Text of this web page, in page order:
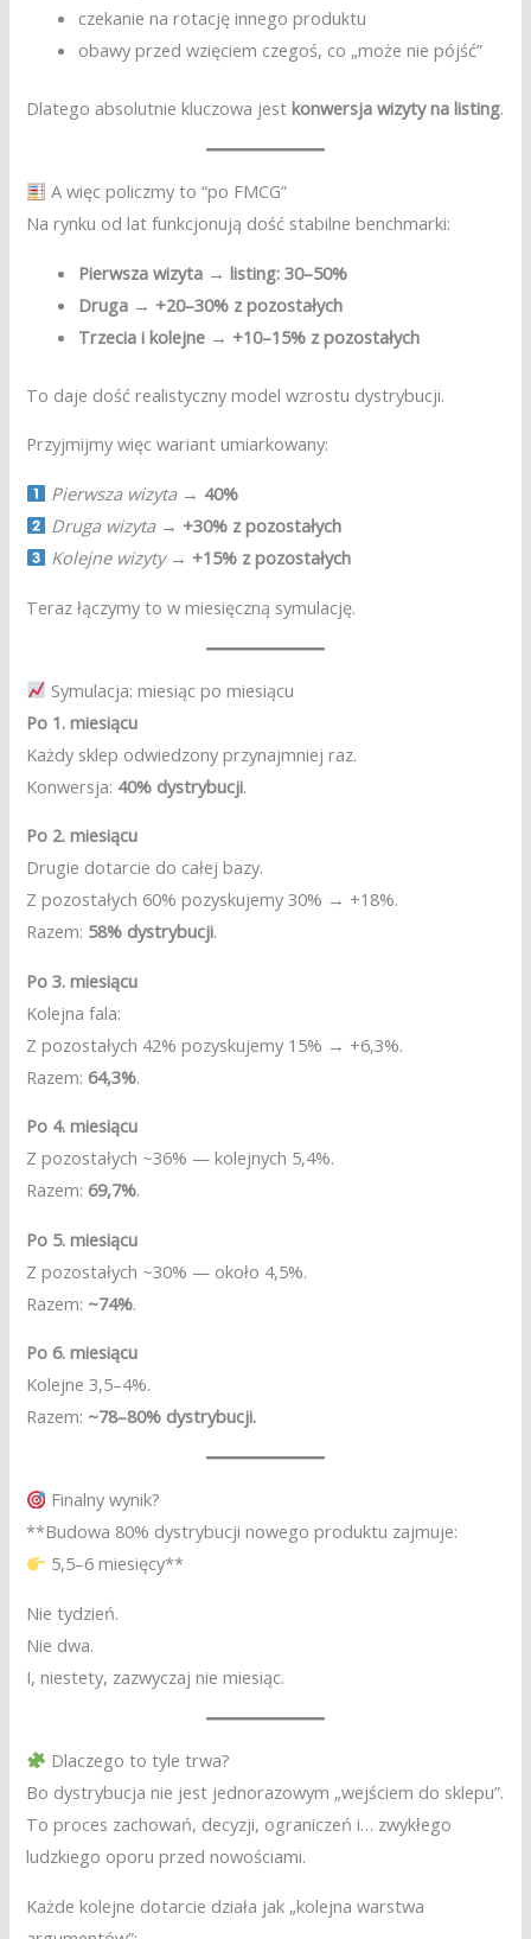
czekanie na rotację innego produktu
obawy przed wzięciem czegoś, co „może nie pójść”
Dlatego absolutnie kluczowa jestkonwersja wizyty na listing.
A więc policzmy to “po FMCG”
Na rynku od lat funkcjonują dość stabilne benchmarki:
Pierwsza wizyta → listing: 30–50%
Druga → +20–30% z pozostałych
Trzecia i kolejne → +10–15% z pozostałych
To daje dość realistyczny model wzrostu dystrybucji.
Przyjmijmy więc wariant umiarkowany:
Pierwsza wizyta→ 40%
Druga wizyta→ +30% z pozostałych
Kolejne wizyty→ +15% z pozostałych
Teraz łączymy to w miesięczną symulację.
Symulacja: miesiąc po miesiącu
Po 1. miesiącu
Każdy sklep odwiedzony przynajmniej raz.
Konwersja: 40% dystrybucji.
Po 2. miesiącu
Drugie dotarcie do całej bazy.
Z pozostałych 60% pozyskujemy 30% → +18%.
Razem: 58% dystrybucji.
Po 3. miesiącu
Kolejna fala:
Z pozostałych 42% pozyskujemy 15% → +6,3%.
Razem: 64,3%.
Po 4. miesiącu
Z pozostałych ~36% — kolejnych 5,4%.
Razem: 69,7%.
Po 5. miesiącu
Z pozostałych ~30% — około 4,5%.
Razem: ~74%.
Po 6. miesiącu
Kolejne 3,5–4%.
Razem: ~78–80% dystrybucji.
Finalny wynik?
**Budowa 80% dystrybucji nowego produktu zajmuje:
5,5–6 miesięcy**
Nie tydzień.
Nie dwa.
I, niestety, zazwyczaj nie miesiąc.
Dlaczego to tyle trwa?
Bo dystrybucja nie jest jednorazowym „wejściem do sklepu”.
To proces zachowań, decyzji, ograniczeń i… zwykłego
ludzkiego oporu przed nowościami.
Każde kolejne dotarcie działa jak „kolejna warstwa